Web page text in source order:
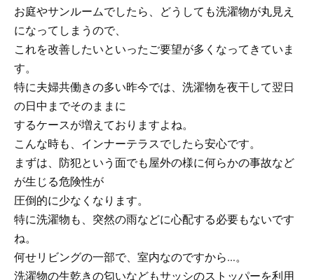
お庭やサンルームでしたら、どうしても洗濯物が丸見え
になってしまうので、
これを改善したいといったご要望が多くなってきていま
す。
特に夫婦共働きの多い昨今では、洗濯物を夜干して翌日
の日中までそのままに
するケースが増えておりますよね。
こんな時も、インナーテラスでしたら安心です。
まずは、防犯という面でも屋外の様に何らかの事故など
が生じる危険性が
圧倒的に少なくなります。
特に洗濯物も、突然の雨などに心配する必要もないです
ね。
何せリビングの一部で、室内なのですから…。
洗濯物の生乾きの匂いなどもサッシのストッパーを利用